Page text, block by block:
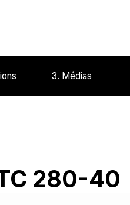
3. Médias
280-40